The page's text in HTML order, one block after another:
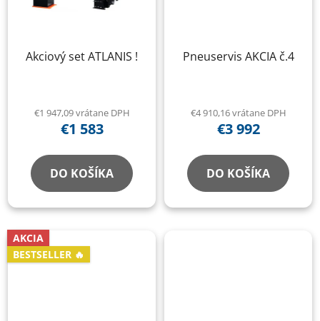
Akciový set ATLANIS !
€1 947,09 vrátane DPH
€1 583
DO KOŠÍKA
Pneuservis AKCIA č.4
€4 910,16 vrátane DPH
€3 992
DO KOŠÍKA
AKCIA
BESTSELLER 🔥